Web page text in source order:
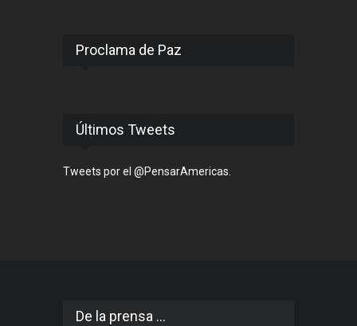
Proclama de Paz
Últimos Tweets
Tweets por el @PensarAmericas.
De la prensa ...